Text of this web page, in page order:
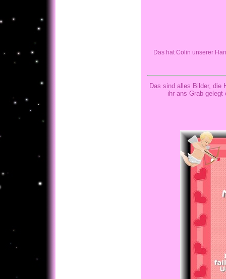
Das hat Colin unserer
Das sind alles Bilder, die
ihr ans Grab gelegt